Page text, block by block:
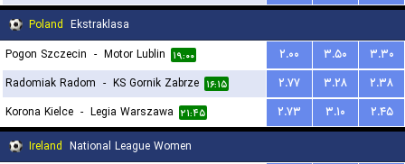
Poland Ekstraklasa
Pogon Szczecin - Motor Lublin ۱۹:۰۰ ۲.۰۰ ۳.۵۰
۳.۳۰
Radomiak Radom - KS Gornik Zabrze ۱۶:۱۵ ۲.۷۷ ۳.۲۸
۲.۳۸
Korona Kielce - Legia Warszawa ۲۱:۴۵ ۲.۷۳ ۳.۱۰
۲.۴۵
Ireland National League Women